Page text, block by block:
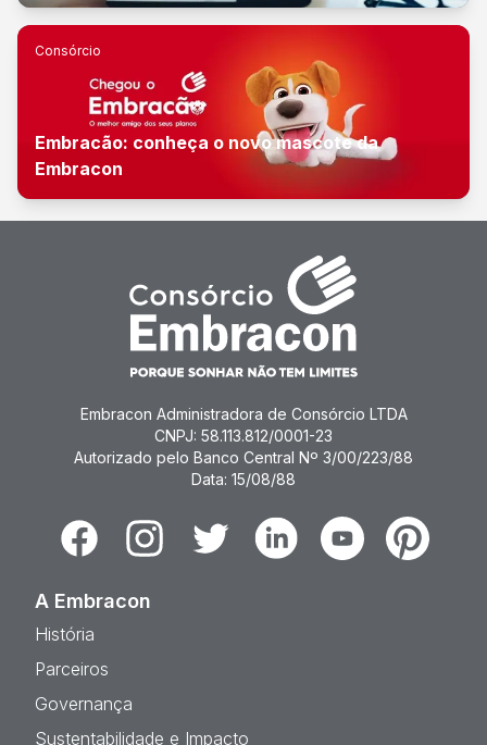
Consórcio
Embracão: conheça o novo mascote da
Embracon
Embracon Administradora de Consórcio LTDA
CNPJ: 58.113.812/0001-23
Autorizado pelo Banco Central Nº 3/00/223/88
Data: 15/08/88
FacebookInstagramTwitter LinkedinYoutubePinterest
A Embracon
História
Parceiros
Governança
Sustentabilidade e Impacto